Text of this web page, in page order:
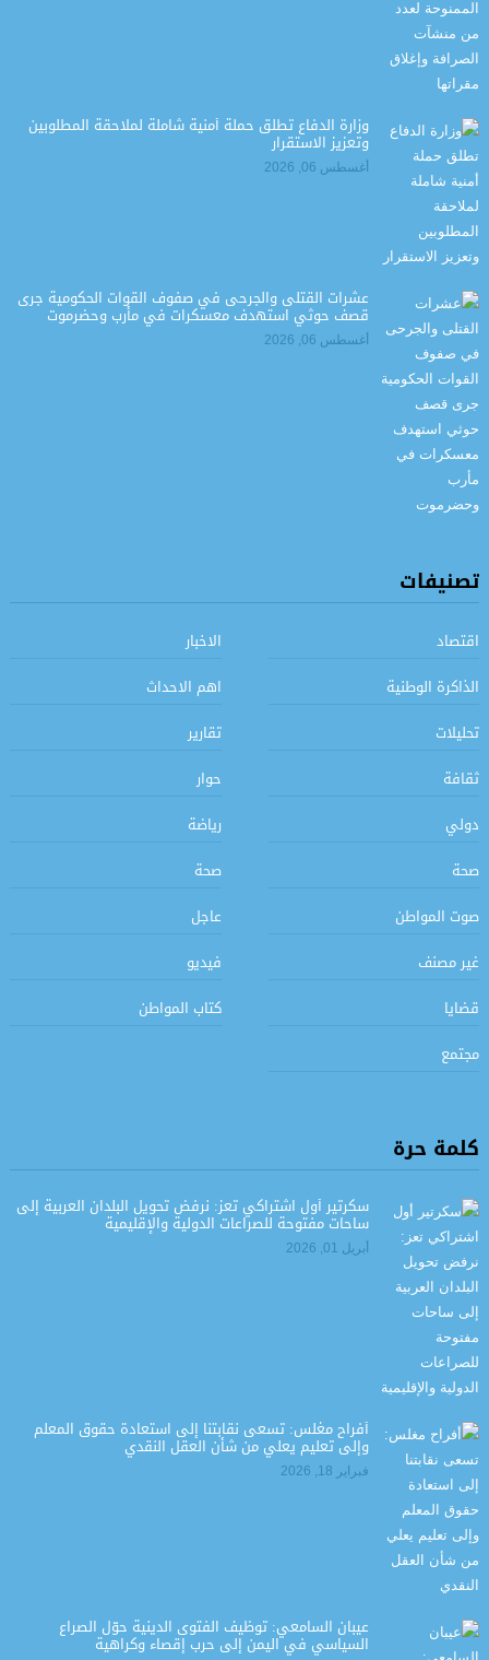
وزارة الدفاع تطلق حملة أمنية شاملة لملاحقة المطلوبين
وتعزيز الاستقرار
أغسطس 06, 2026
عشرات القتلى والجرحى في صفوف القوات الحكومية جرى
قصف حوثي استهدف معسكرات في مأرب وحضرموت
أغسطس 06, 2026
تصنيفات
اقتصاد
الاخبار
الذاكرة الوطنية
اهم الاحداث
تحليلات
تقارير
ثقافة
حوار
دولي
رياضة
صحة
صحة
صوت المواطن
عاجل
غير مصنف
فيديو
قضايا
كتاب المواطن
مجتمع
كلمة حرة
سكرتير أول اشتراكي تعز: نرفض تحويل البلدان العربية إلى
ساحات مفتوحة للصراعات الدولية والإقليمية
أبريل 01, 2026
أفراح مغلس: تسعى نقابتنا إلى استعادة حقوق المعلم
وإلى تعليم يعلي من شأن العقل النقدي
فبراير 18, 2026
عيبان السامعي: توظيف الفتوى الدينية حوّل الصراع
السياسي في اليمن إلى حرب إقصاء وكراهية